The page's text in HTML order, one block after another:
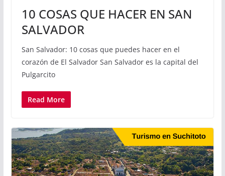
10 COSAS QUE HACER EN SAN
SALVADOR
San Salvador: 10 cosas que puedes hacer en el
corazón de El Salvador San Salvador es la capital del
Pulgarcito
Read More